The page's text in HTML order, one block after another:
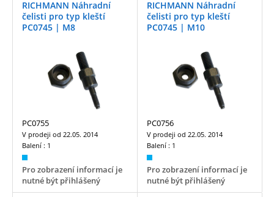
RICHMANN Náhradní
čelisti pro typ kleští
PC0745 | M8
PC0755
V prodeji od 22.05. 2014
Balení : 1
Pro zobrazení informací je
nutné být přihlášený
RICHMANN Náhradní
čelisti pro typ kleští
PC0745 | M10
PC0756
V prodeji od 22.05. 2014
Balení : 1
Pro zobrazení informací je
nutné být přihlášený